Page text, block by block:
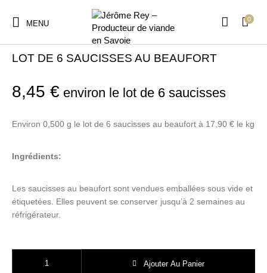
MENU
0
LOT DE 6 SAUCISSES AU BEAUFORT
8,45€ environ le lot de 6 saucisses
Environ 0,500 g le lot de 6 saucisses au beaufort à 17,90 € le kg
Ingrédients:
Les saucisses au beaufort sont vendues emballées sous vide et
étiquetées. Elles peuvent se conserver jusqu’à 2 semaines au
réfrigérateur.
Ajouter Au Panier